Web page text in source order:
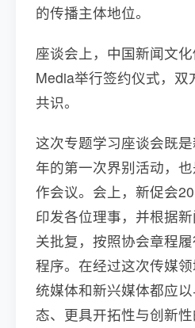
的传播主体地位。
座谈会上，中国新闻文
Media举行签约仪式，双
共识。
这次专题学习座谈会既
年的第一次界别活动，
作会议。会上，新促会
印发各位理事，并根据
关批复，按照协会章程
程序。在经过这次传媒
统媒体和新兴媒体都应
态、更具开拓性与创新